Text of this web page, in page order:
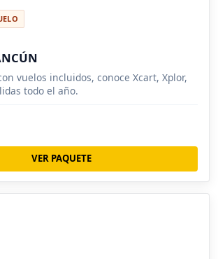
vuelos incluidos, conoce Xcart, Xplor,
todo el año.
VER PAQUETE